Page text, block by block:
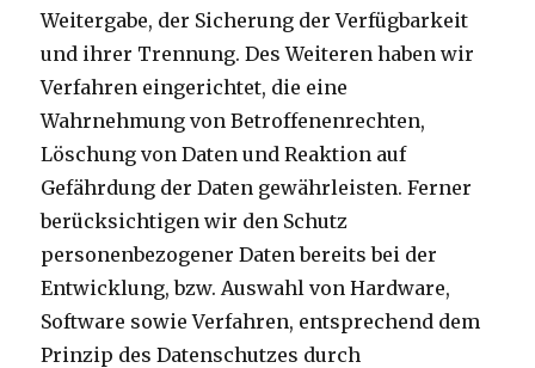
Weitergabe, der Sicherung der Verfügbarkeit
und ihrer Trennung. Des Weiteren haben wir
Verfahren eingerichtet, die eine
Wahrnehmung von Betroffenenrechten,
Löschung von Daten und Reaktion auf
Gefährdung der Daten gewährleisten. Ferner
berücksichtigen wir den Schutz
personenbezogener Daten bereits bei der
Entwicklung, bzw. Auswahl von Hardware,
Software sowie Verfahren, entsprechend dem
Prinzip des Datenschutzes durch